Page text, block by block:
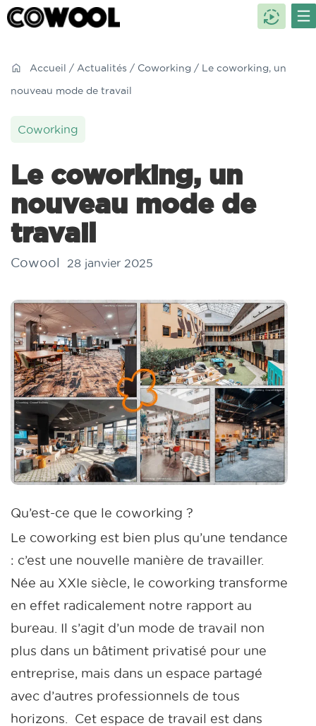
Accueil / Actualités / Coworking / Le coworking, un
nouveau mode de travail
Coworking
Le coworking, un
nouveau mode de
travail
Cowool 28 janvier 2025
Qu’est-ce que le coworking ?
Le coworking est bien plus qu’une tendance
: c’est une nouvelle manière de travailler.
Née au XXIe siècle, le coworking transforme
en effet radicalement notre rapport au
bureau. Il s’agit d’un mode de travail non
plus dans un bâtiment privatisé pour une
entreprise, mais dans un espace partagé
avec d’autres professionnels de tous
horizons. Cet espace de travail est dans